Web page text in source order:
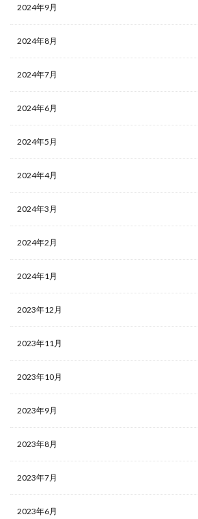
2024年9月
2024年8月
2024年7月
2024年6月
2024年5月
2024年4月
2024年3月
2024年2月
2024年1月
2023年12月
2023年11月
2023年10月
2023年9月
2023年8月
2023年7月
2023年6月